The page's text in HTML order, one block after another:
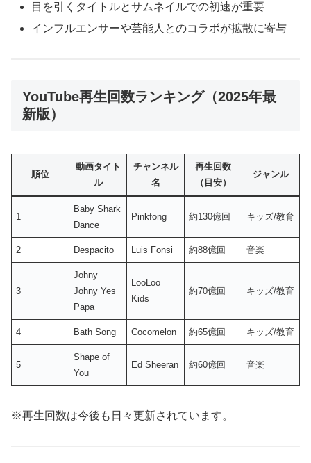
目を引くタイトルとサムネイルでの初速が重要
インフルエンサーや芸能人とのコラボが拡散に寄与
YouTube再生回数ランキング（2025年最
新版）
順位
動画タイト
ル
チャンネル
名
再生回数
（目安）
ジャンル
1
Baby Shark
Dance
Pinkfong 約130億回 キッズ/教育
2 Despacito Luis Fonsi 約88億回 音楽
3
Johny
Johny Yes
Papa
LooLoo
Kids
約70億回 キッズ/教育
4 Bath Song Cocomelon 約65億回 キッズ/教育
5
Shape of
You
Ed Sheeran 約60億回 音楽
※再生回数は今後も日々更新されています。